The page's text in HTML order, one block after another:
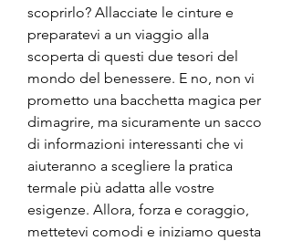
scoprirlo? Allacciate le cinture e
preparatevi a un viaggio alla
scoperta di questi due tesori del
mondo del benessere. E no, non vi
prometto una bacchetta magica per
dimagrire, ma sicuramente un sacco
di informazioni interessanti che vi
aiuteranno a scegliere la pratica
termale più adatta alle vostre
esigenze. Allora, forza e coraggio,
mettetevi comodi e iniziamo questa